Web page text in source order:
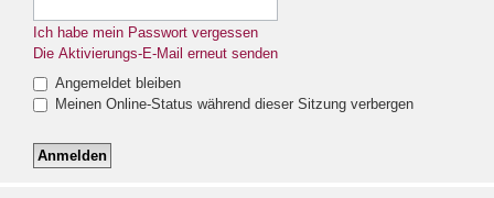
Ich habe mein Passwort vergessen
Die Aktivierungs-E-Mail erneut senden
Angemeldet bleiben
Meinen Online-Status während dieser Sitzung verbergen